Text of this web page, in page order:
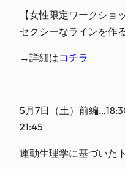
【女性限定ワークショ
セクシーなラインを作
→詳細はコチラ
5月7日（土）前編
21:45
運動生理学に基づいた